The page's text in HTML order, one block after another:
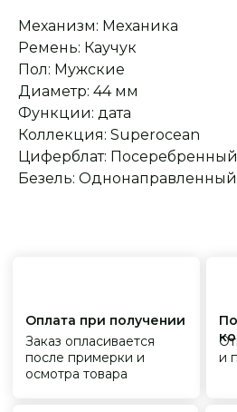
Механизм: Механика
Ремень: Каучук
Пол: Мужские
Диаметр: 44 мм
Функции: дата
Коллекция: Superocean
Циферблат: Посеребренный
Безель: Однонаправленный